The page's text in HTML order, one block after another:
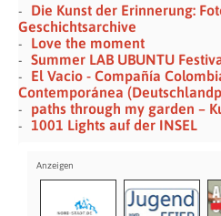
Die Kunst der Erinnerung:
Geschichtsarchive
Love the moment
Summer LAB UBUNTU
El Vacio - Compañía
Contemporánea
paths through my garden –
1001 Lights auf der INSEL